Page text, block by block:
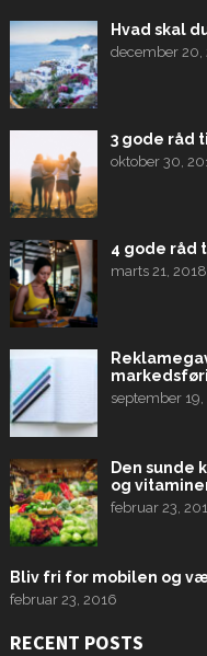
Hvad skal
december 20,
3 gode råd
oktober 30,
4 gode råd
marts 21, 2018
september 19,
Den sunde
og
februar 23,
Bliv fri for mobilen og
februar 23, 2016
RECENT POSTS